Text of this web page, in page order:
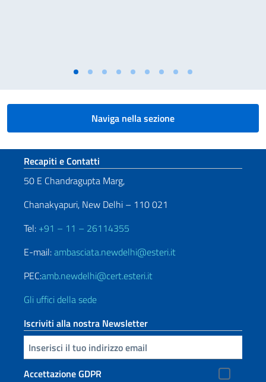
Naviga nella sezione
Sezione footer
Recapiti e Contatti
50 E Chandragupta Marg,
Chanakyapuri, New Delhi – 110 021
Tel: +91 – 11 – 26114355
E-mail:ambasciata.newdelhi@esteri.it
PEC:amb.newdelhi@cert.esteri.it
Gli uffici della sede
Iscriviti alla nostra Newsletter
Inserisci la tua email
Accettazione GDPR